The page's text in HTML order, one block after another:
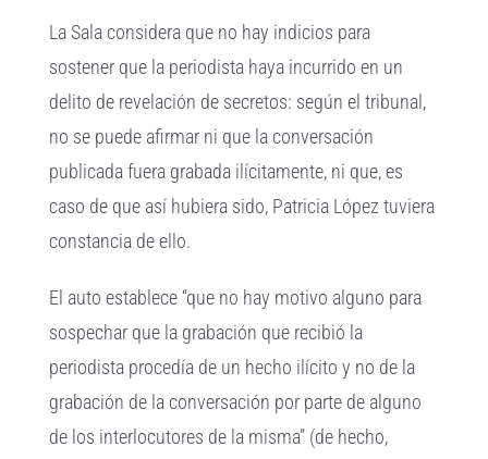
La Sala considera que no hay indicios para
sostener que la periodista haya incurrido en un
delito de revelación de secretos: según el tribunal,
no se puede afirmar ni que la conversación
publicada fuera grabada ilícitamente, ni que, es
caso de que así hubiera sido, Patricia López tuviera
constancia de ello.
El auto establece “que no hay motivo alguno para
sospechar que la grabación que recibió la
periodista procedía de un hecho ilícito y no de la
grabación de la conversación por parte de alguno
de los interlocutores de la misma” (de hecho,